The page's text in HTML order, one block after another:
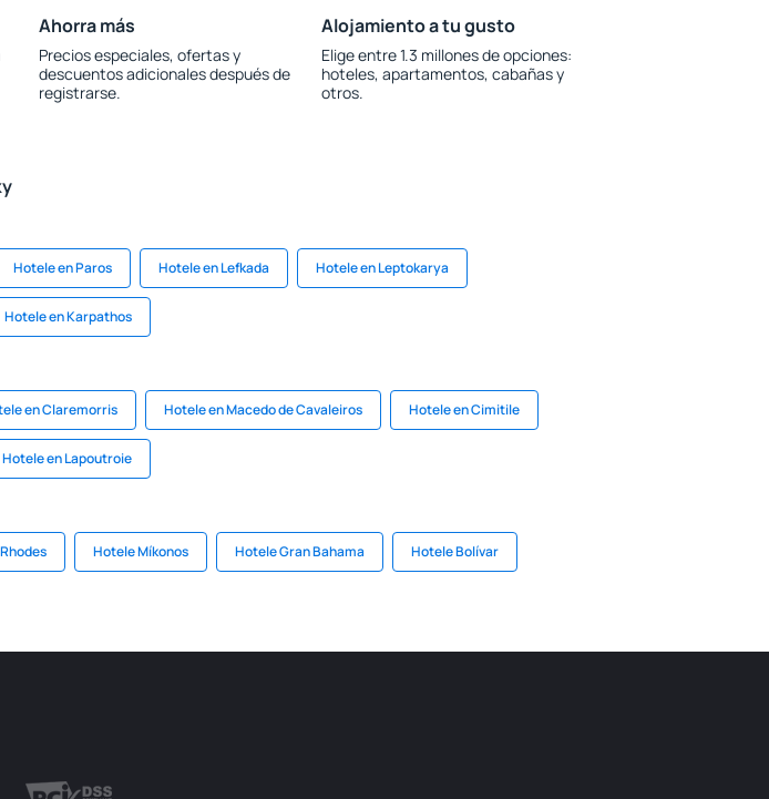
Ahorra más
Precios especiales, ofertas y
descuentos adicionales después de
registrarse.
Alojamiento a tu gusto
Elige entre 1.3 millones de opciones:
hoteles, apartamentos, cabañas y
otros.
Hotele en Paros Hotele en Lefkada Hotele en Leptokarya
Hotele en Karpathos
en Claremorris Hotele en Macedo de Cavaleiros Hotele en Cimitile
Hotele en Lapoutroie
Hotele Míkonos Hotele Gran Bahama Hotele Bolívar